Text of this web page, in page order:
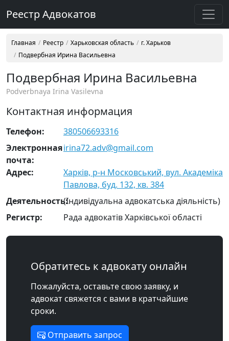
Реестр Адвокатов
Главная Реестр Харьковская область
г. Харьков
Подвербная Ирина Васильевна
Подвербная Ирина Васильевна
Podverbnaya Irina Vasilevna
Контактная информация
Телефон:
380506693316
Электронная
почта:
irina72.adv@gmail.com
Адрес:
Харків, р-н Московський, вул. Академіка
Павлова, буд. 132, кв. 384
Деятельность:(Індивідуальна адвокатська діяльність)
Регистр:
Рада адвокатів Харківської області
Обратитесь к адвокату онлайн
Пожалуйста, оставьте свою заявку, и
адвокат свяжется с вами в кратчайшие
сроки.
Отправить запрос